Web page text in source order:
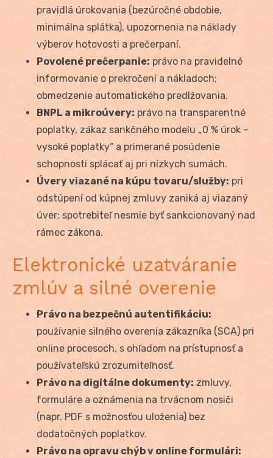
pravidlá úrokovania (bezúročné obdobie,
minimálna splátka), upozornenia na náklady
výberov hotovosti a prečerpaní.
Povolené prečerpanie: právo na pravidelné
informovanie o prekročení a nákladoch;
obmedzenie automatického predlžovania.
BNPL a mikroúvery: právo na transparentné
poplatky, zákaz sankčného modelu „0 % úrok –
vysoké poplatky“ a primerané posúdenie
schopnosti splácať aj pri nízkych sumách.
Úvery viazané na kúpu tovaru/služby: pri
odstúpení od kúpnej zmluvy zaniká aj viazaný
úver; spotrebiteľ nesmie byť sankcionovaný nad
rámec zákona.
Elektronické uzatváranie
zmlúv a silné overenie
Právo na bezpečnú autentifikáciu:
používanie silného overenia zákazníka (SCA) pri
online procesoch, s ohľadom na prístupnosť a
používateľskú zrozumiteľnosť.
Právo na digitálne dokumenty: zmluvy,
formuláre a oznámenia na trvácnom nosiči
(napr. PDF s možnosťou uloženia) bez
dodatočných poplatkov.
Právo na opravu chýb v online formulári: